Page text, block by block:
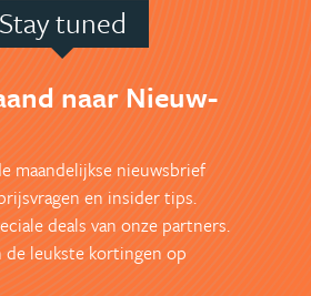
Stay tuned
naar Nieuw-
maandelijkse nieuwsbrief
en insider tips.
deals van onze partners.
de leukste kortingen op